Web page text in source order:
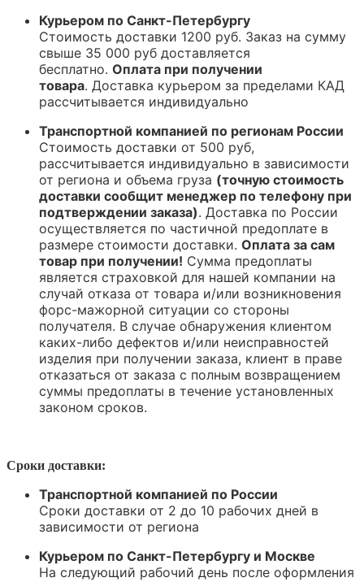
Курьером по Санкт-Петербургу
Стоимость доставки 1200 руб. Заказ на сумму
свыше 35 000 руб доставляется
бесплатно. Оплата при получении
товара. Доставка курьером за пределами КАД
рассчитывается индивидуально
Транспортной компанией по регионам России
Стоимость доставки от 500 руб,
рассчитывается индивидуально в зависимости
от региона и объема груза (точную стоимость
доставки сообщит менеджер по телефону при
подтверждении заказа). Доставка по России
осуществляется по частичной предоплате в
размере стоимости доставки. Оплата за сам
товар при получении! Сумма предоплаты
является страховкой для нашей компании на
случай отказа от товара и/или возникновения
форс-мажорной ситуации со стороны
получателя. В случае обнаружения клиентом
каких-либо дефектов и/или неисправностей
изделия при получении заказа, клиент в праве
отказаться от заказа с полным возвращением
суммы предоплаты в течение установленных
законом сроков.
Сроки доставки:
Транспортной компанией по России
Сроки доставки от 2 до 10 рабочих дней в
зависимости от региона
Курьером по Санкт-Петербургу и Москве
На следующий рабочий день после оформления